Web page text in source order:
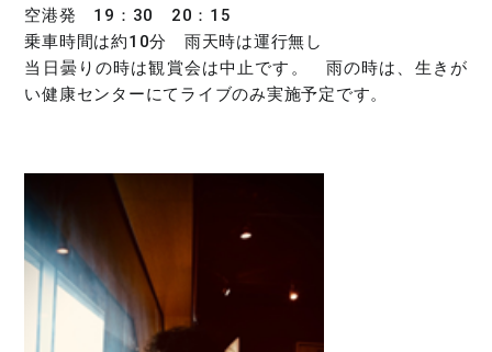
空港発 19：30 20：15
乗車時間は約10分 雨天時は運行無し
当日曇りの時は観賞会は中止です。 雨の時は、生きが
い健康センターにてライブのみ実施予定です。